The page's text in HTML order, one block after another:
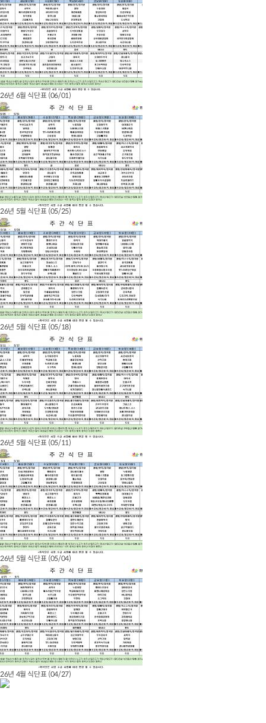
26년 6월 식단표 (06/01)
26년 5월 식단표 (05/25)
26년 5월 식단표 (05/18)
26년 5월 식단표 (05/11)
26년 5월 식단표 (05/04)
26년 4월 식단표 (04/27)